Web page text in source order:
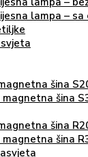
lampa – sa
šina
magnetna šina
šina
magnetna šina